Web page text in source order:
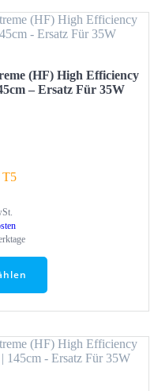
(HF) High Efficiency
– Ersatz Für 35W
T5